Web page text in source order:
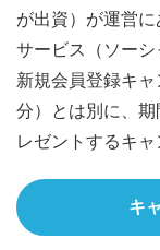
が出資）が運営
サービス（ソーシ
新規会員登録キ
分）とは別に、
レゼントするキャ
キ